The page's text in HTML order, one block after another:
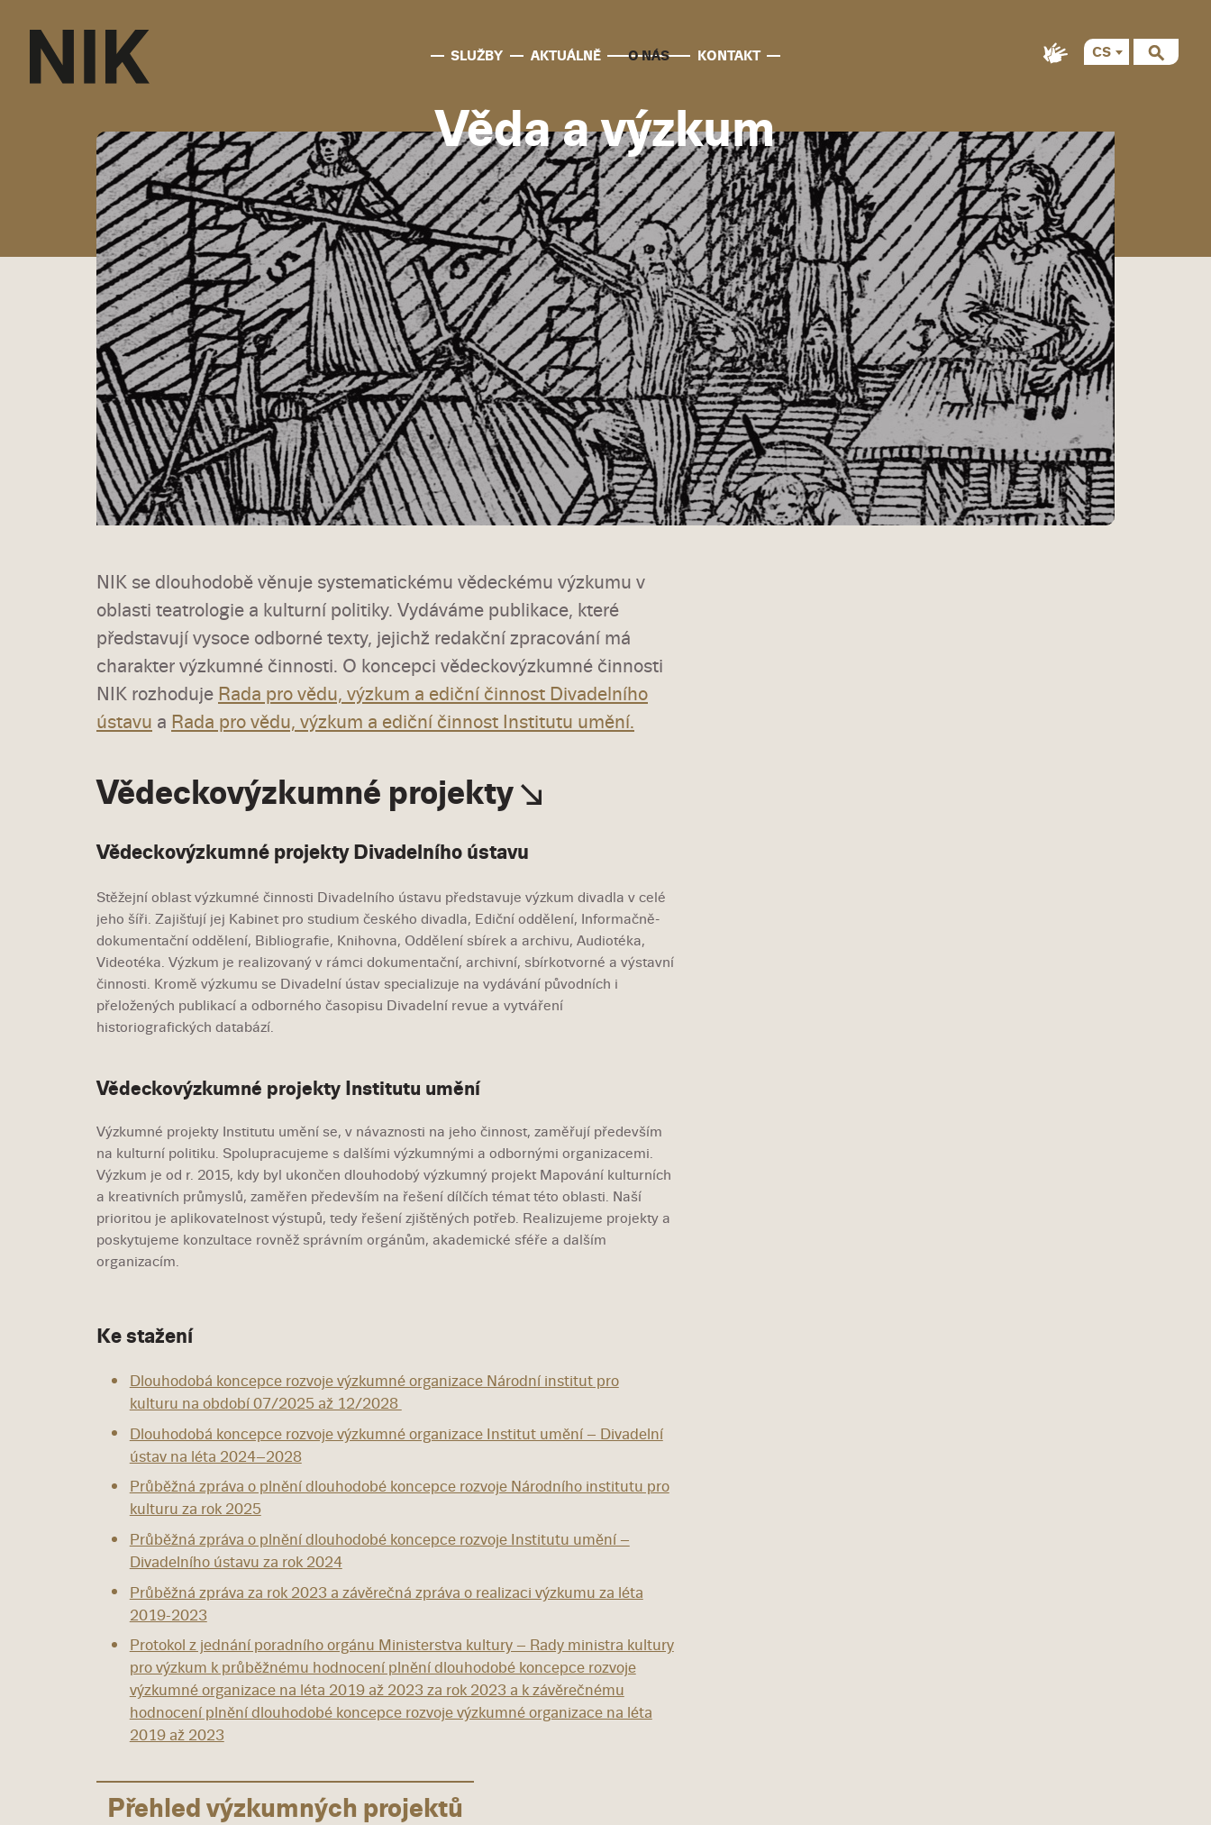
SLUŽBY AKTUÁLNĚ O NÁS KONTAKT
CS
Věda a výzkum
NIK se dlouhodobě věnuje systematickému vědeckému výzkumu v
oblasti teatrologie a kulturní politiky. Vydáváme publikace, které
představují vysoce odborné texty, jejichž redakční zpracování má
charakter výzkumné činnosti. O koncepci vědeckovýzkumné činnosti
NIK rozhoduje Rada pro vědu, výzkum a ediční činnost Divadelního
ústavu a Rada pro vědu, výzkum a ediční činnost Institutu umění.
Vědeckovýzkumné projekty
Vědeckovýzkumné projekty Divadelního ústavu
Stěžejní oblast výzkumné činnosti Divadelního ústavu představuje výzkum divadla v celé
jeho šíři. Zajišťují jej Kabinet pro studium českého divadla, Ediční oddělení, Informačně-
dokumentační oddělení, Bibliografie, Knihovna, Oddělení sbírek a archivu, Audiotéka,
Videotéka. Výzkum je realizovaný v rámci dokumentační, archivní, sbírkotvorné a výstavní
činnosti. Kromě výzkumu se Divadelní ústav specializuje na vydávání původních i
přeložených publikací a odborného časopisu Divadelní revue a vytváření
historiografických databází.
Vědeckovýzkumné projekty Institutu umění
Výzkumné projekty Institutu umění se, v návaznosti na jeho činnost, zaměřují především
na kulturní politiku. Spolupracujeme s dalšími výzkumnými a odbornými organizacemi.
Výzkum je od r. 2015, kdy byl ukončen dlouhodobý výzkumný projekt Mapování kulturních
a kreativních průmyslů, zaměřen především na řešení dílčích témat této oblasti. Naší
prioritou je aplikovatelnost výstupů, tedy řešení zjištěných potřeb. Realizujeme projekty a
poskytujeme konzultace rovněž správním orgánům, akademické sféře a dalším
organizacím.
Ke stažení
Dlouhodobá koncepce rozvoje výzkumné organizace Národní institut pro
kulturu na období 07/2025 až 12/2028
Dlouhodobá koncepce rozvoje výzkumné organizace Institut umění – Divadelní
ústav na léta 2024–2028
Průběžná zpráva o plnění dlouhodobé koncepce rozvoje Národního institutu pro
kulturu za rok 2025
Průběžná zpráva o plnění dlouhodobé koncepce rozvoje Institutu umění –
Divadelního ústavu za rok 2024
Průběžná zpráva za rok 2023 a závěrečná zpráva o realizaci výzkumu za léta
2019-2023
Protokol z jednání poradního orgánu Ministerstva kultury – Rady ministra kultury
pro výzkum k průběžnému hodnocení plnění dlouhodobé koncepce rozvoje
výzkumné organizace na léta 2019 až 2023 za rok 2023 a k závěrečnému
hodnocení plnění dlouhodobé koncepce rozvoje výzkumné organizace na léta
2019 až 2023
Přehled výzkumných projektů